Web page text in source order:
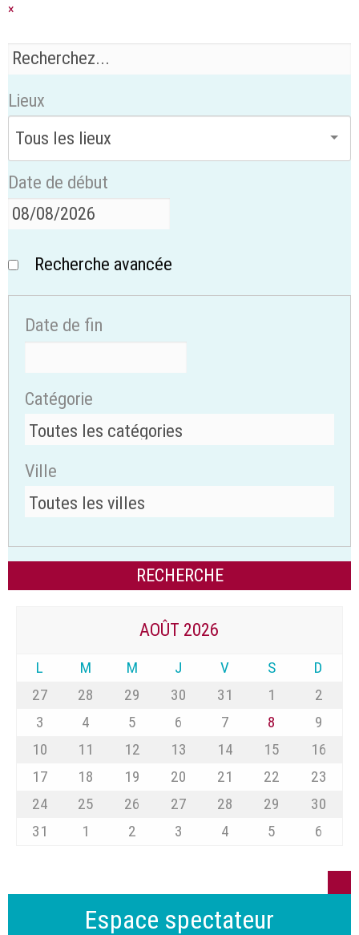
×
Lieux
Date de début
Recherche avancée
Date de fin
Catégorie
Ville
AOÛT 2026
L M M J V S
D
27
28 29 30 31 1
2
3
4 5 6 7 8
9
10
11 12 13 14 15
16
17
18 19 20 21 22
23
24
25 26 27 28 29
30
31
1 2 3 4 5 6
Espace spectateur